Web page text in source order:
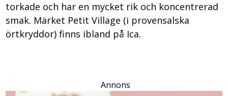
torkade och har en mycket rik och koncentrerad
smak. Märket Petit Village (i provensalska
örtkryddor) finns ibland på Ica.
Annons